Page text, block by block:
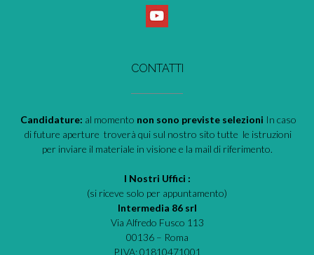
CONTATTI
Candidature: al momento non sono previste selezioni In caso
di future aperture troverà qui sul nostro sito tutte le istruzioni
per inviare il materiale in visione e la mail di riferimento.
I Nostri Uffici :
(si riceve solo per appuntamento)
Intermedia 86 srl
Via Alfredo Fusco 113
00136 – Roma
P.IVA: 01810471001